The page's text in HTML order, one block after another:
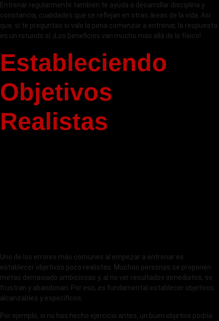
Entrenar regularmente también te ayuda a desarrollar disciplina y
constancia, cualidades que se reflejan en otras áreas de la vida. Así
que, si te preguntas si vale la pena comenzar a entrenar, la respuesta
es un rotundo sí. ¡Los beneficios van mucho más allá de lo físico!
Estableciendo
Objetivos
Realistas
Uno de los errores más comunes al empezar a entrenar es
establecer objetivos poco realistas. Muchas personas se proponen
metas demasiado ambiciosas y, al no ver resultados inmediatos, se
frustran y abandonan. Por eso, es fundamental establecer objetivos
alcanzables y específicos.
Por ejemplo, si no has hecho ejercicio antes, un buen objetivo podría